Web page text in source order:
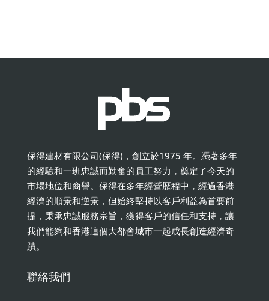
保得建材有限公司(保得)，創立於1975 年。憑著多年
的經驗和一班忠誠而勤奮的員工努力，奠定了今天的
市場地位和商譽。保得在多年經營歷程中，經過香港
經濟的順景和逆景，但始終堅持以客戶利益為首要前
提，秉承忠誠服務宗旨，獲得客戶的信任和支持，讓
我們能夠和香港這個大都會城市一起成長創造經濟奇
蹟。
聯絡我們